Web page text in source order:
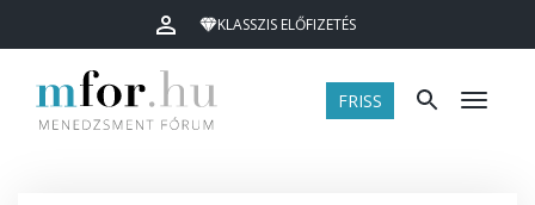
KLASSZIS ELŐFIZETÉS
FRISS Menü